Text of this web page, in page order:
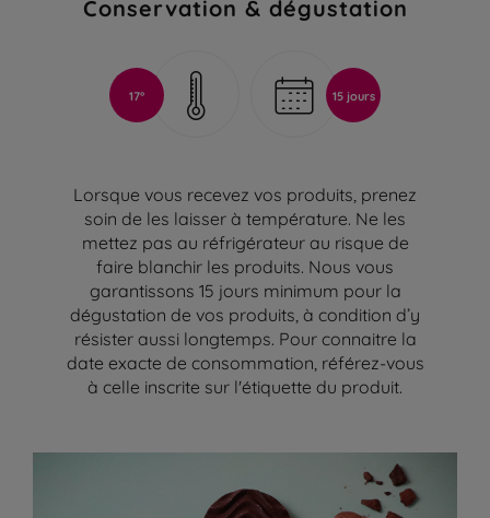
Conservation & dégustation
17° 15 jours
Lorsque vous recevez vos produits, prenez
soin de les laisser à température. Ne les
mettez pas au réfrigérateur au risque de
faire blanchir les produits. Nous vous
garantissons 15 jours minimum pour la
dégustation de vos produits, à condition d’y
résister aussi longtemps. Pour connaitre la
date exacte de consommation, référez-vous
à celle inscrite sur l'étiquette du produit.